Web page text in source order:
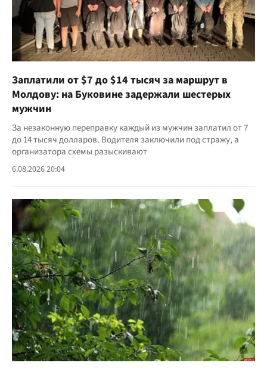
Заплатили от $7 до $14 тысяч за маршрут в
Молдову: на Буковине задержали шестерых
мужчин
За незаконную переправку каждый из мужчин заплатил от 7
до 14 тысяч долларов. Водителя заключили под стражу, а
организатора схемы разыскивают
6.08.2026 20:04